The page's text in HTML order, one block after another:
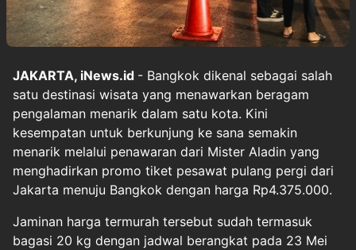
JAKARTA, iNews.id - Bangkok dikenal sebagai salah
satu destinasi wisata yang menawarkan beragam
pengalaman menarik dalam satu kota. Kini
kesempatan untuk berkunjung ke sana semakin
menarik melalui penawaran dari Mister Aladin yang
menghadirkan promo tiket pesawat pulang pergi dari
Jakarta menuju Bangkok dengan harga Rp4.375.000.
Jaminan harga termurah tersebut sudah termasuk
bagasi 20 kg dengan jadwal berangkat pada 23 Mei